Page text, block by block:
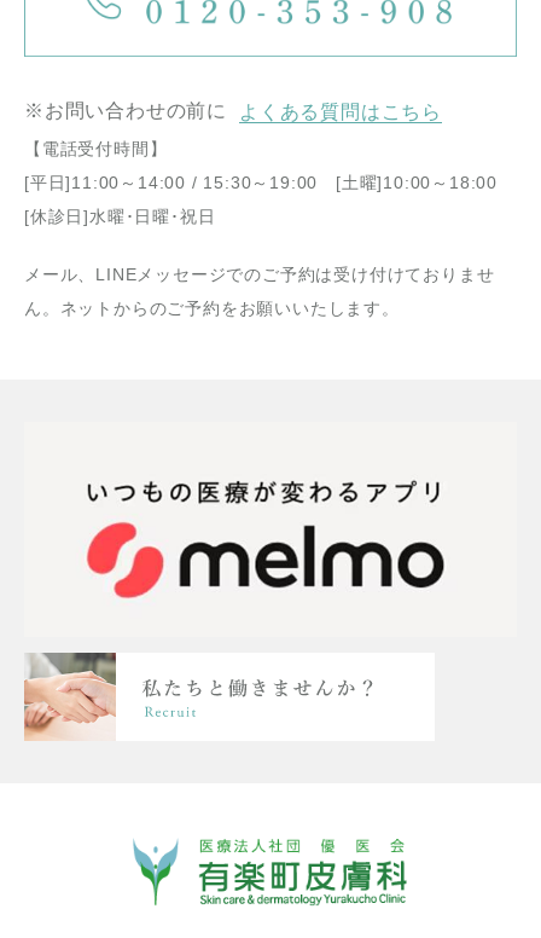
※お問い合わせの前に よくある質問はこちら
【電話受付時間】
[平日]11:00～14:00 / 15:30～19:00 [土曜]10:00～18:00
[休診日]水曜･日曜･祝日
メール、LINEメッセージでのご予約は受け付けておりませ
ん。ネットからのご予約をお願いいたします。